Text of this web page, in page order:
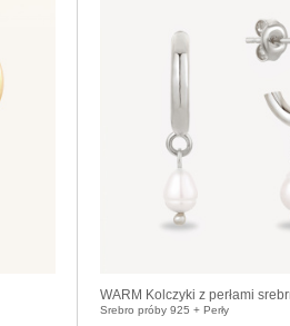
WARM Kolczyki z perłami
Srebro próby 925 + Perły